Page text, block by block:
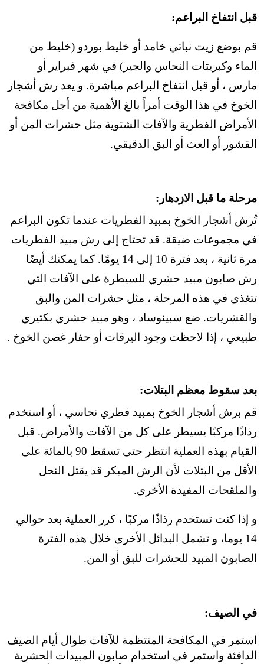
قبل انتفاخ البراعم:
قم بوضع زيت نباتي خامد أو خليط بوردو (خليط من
الماء وكبريتات النحاس والجير) في شهر فبراير أو
مارس ، أو قبل انتفاخ البراعم مباشرة. و يعد رش أشجار
الخوخ في هذا الوقت أمراً بالغ الأهمية من أجل مكافحة
الأمراض الفطرية والآفات الشتوية مثل حشرات المن أو
القشور أو العث أو البق الدقيقي.
مرحلة ما قبل الازدهار:
تُرش أشجار الخوخ بمبيد الفطريات عندما تكون البراعم
في مجموعات ضيقة. قد تحتاج إلى رش مبيد الفطريات
مرة ثانية ، بعد فترة 10 إلى 14 يومًا. كما يمكنك أيضًا
رش صابون مبيد حشري للسيطرة على الآفات التي
تتغذى في هذه المرحلة ، مثل حشرات المن والبق
والقشريات. ضع سبينوساد ، وهو مبيد حشري بكتيري
طبيعي ، إذا لاحظت وجود اليرقات أو حفار غصن الخوخ .
بعد سقوط معظم البتلات:
قم برش أشجار الخوخ بمبيد فطري نحاسي ، أو استخدم
رذاذًا مركبًا يسيطر على كل من الآفات والأمراض. قبل
القيام بهذه العملية انتظر حتى تسقط 90 بالمائة على
الأقل من البتلات لأن الرش المبكر قد يقتل النحل
والملقحات المفيدة الأخرى.
و إذا كنت تستخدم رذاذًا مركبًا ، كرر العملية بعد حوالي
14 يوما، و تشمل البدائل الأخرى خلال هذه الفترة
الصابون المبيد للحشرات للبق أو المن.
في الصيف:
استمر في المكافحة المنتظمة للآفات طوال أيام الصيف
الدافئة واستمر في استخدام صابون المبيدات الحشرية